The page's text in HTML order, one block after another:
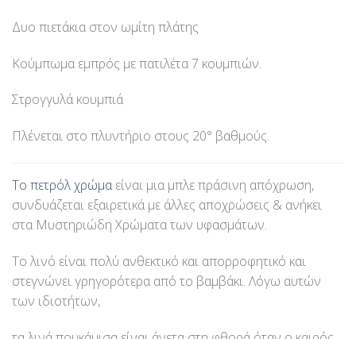
Δυο πιετάκια στον ωμίτη πλάτης
Κούμπωμα εμπρός με πατιλέτα 7 κουμπιών.
Στρογγυλά κουμπιά
Πλένεται στο πλυντήριο στους 20° βαθμούς.
Το πετρόλ χρώμα είναι μια μπλε πράσινη απόχρωση,
συνδυάζεται εξαιρετικά με άλλες αποχρώσεις & ανήκει
στα Μυστηριώδη Χρώματα των υφασμάτων.
Το λινό είναι πολύ ανθεκτικό και απορροφητικό και
στεγνώνει γρηγορότερα από το βαμβάκι. Λόγω αυτών
των ιδιοτήτων,